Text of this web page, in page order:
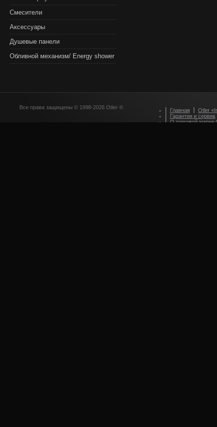
Смесители
Аксессуары
Душевые панели
Обливной механизм/ Energy shower
Все права защищены © 1998-2026 Otler ®. Главная
Otler
Гарантии и сервис
О торговой марке